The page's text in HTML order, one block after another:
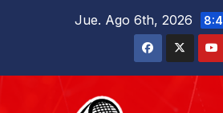
Jue. Ago 6th, 2026